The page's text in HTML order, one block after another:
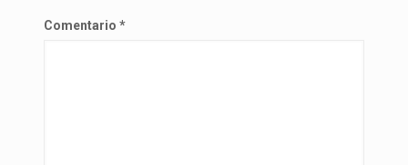
Comentario *